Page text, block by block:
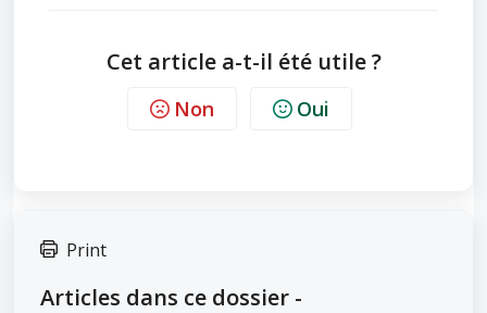
Cet article a-t-il été utile ?
Non Oui
Print
Articles dans ce dossier -